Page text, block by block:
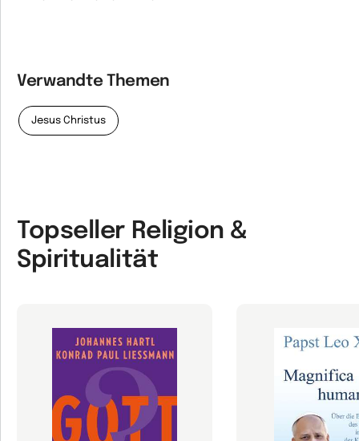
Verwandte Themen
Jesus Christus
Topseller Religion &
Spiritualität